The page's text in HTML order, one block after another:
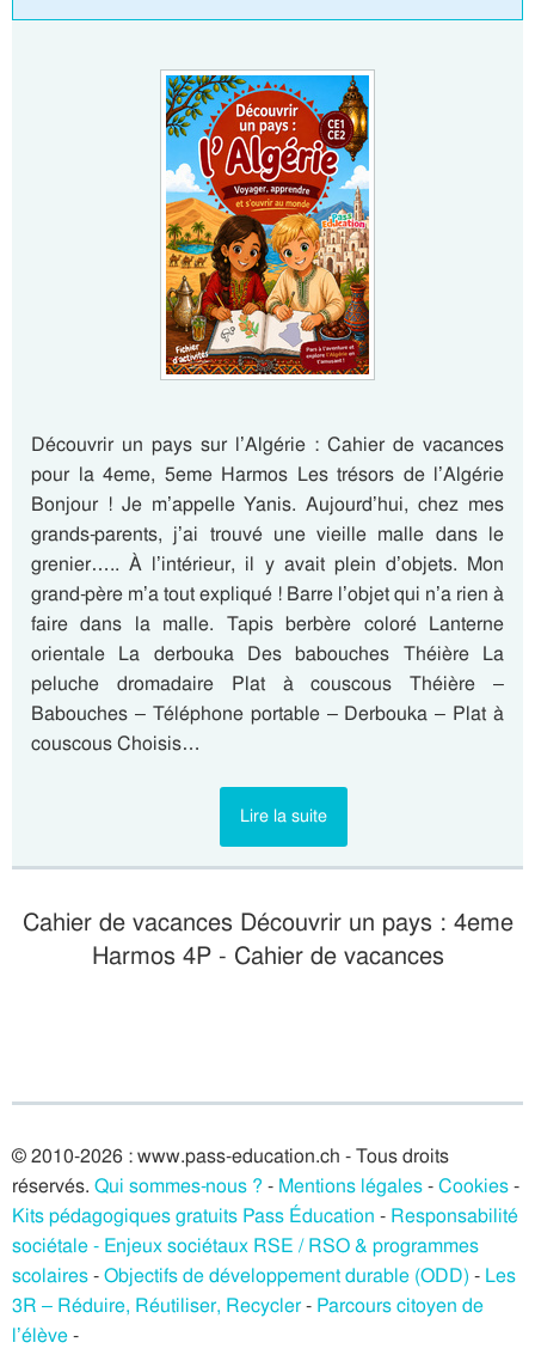
Découvrir un pays sur l’Algérie : Cahier de vacances
pour la 4eme, 5eme Harmos Les trésors de l’Algérie
Bonjour ! Je m’appelle Yanis. Aujourd’hui, chez mes
grands-parents, j’ai trouvé une vieille malle dans le
grenier….. À l’intérieur, il y avait plein d’objets. Mon
grand-père m’a tout expliqué ! Barre l’objet qui n’a rien à
faire dans la malle. Tapis berbère coloré Lanterne
orientale La derbouka Des babouches Théière La
peluche dromadaire Plat à couscous Théière –
Babouches – Téléphone portable – Derbouka – Plat à
couscous Choisis…
Lire la suite
Cahier de vacances Découvrir un pays : 4eme
Harmos 4P - Cahier de vacances
© 2010-2026 : www.pass-education.ch - Tous droits
réservés. Qui sommes-nous ? - Mentions légales-Cookies-
Kits pédagogiques gratuits Pass Éducation - Responsabilité
sociétale - Enjeux sociétaux RSE / RSO & programmes
scolaires-Objectifs de développement durable (ODD) - Les
3R – Réduire, Réutiliser, Recycler- Parcours citoyen de
l’élève-